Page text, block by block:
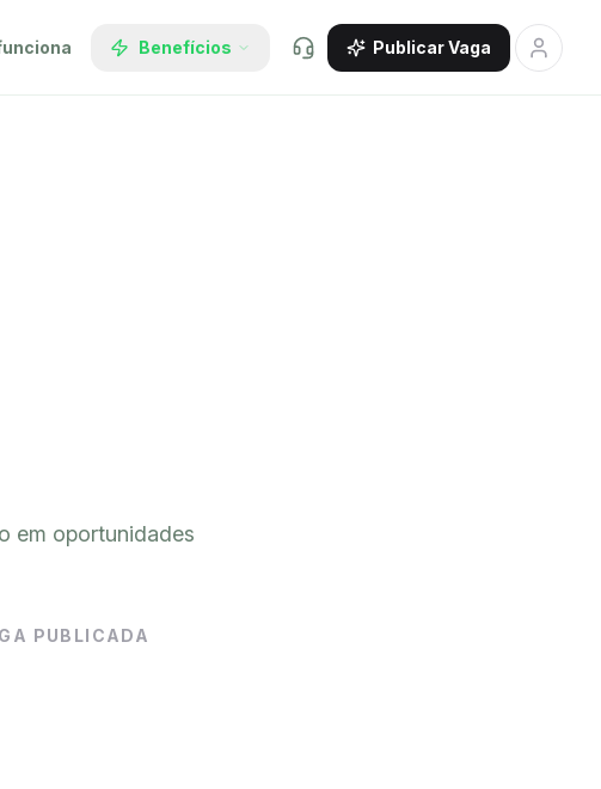
Benefícios Publicar Vaga
em oportunidades
PUBLICADA